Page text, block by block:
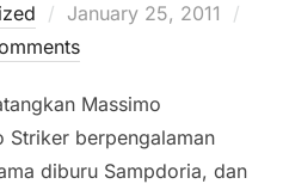
Posted
on
January 25, 2011
Massimo
Striker berpengalaman
diburu Sampdoria, dan